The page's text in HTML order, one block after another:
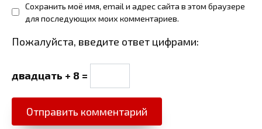
Сохранить моё имя, email и адрес сайта в этом браузере
для последующих моих комментариев.
Пожалуйста, введите ответ цифрами:
двадцать + 8 =